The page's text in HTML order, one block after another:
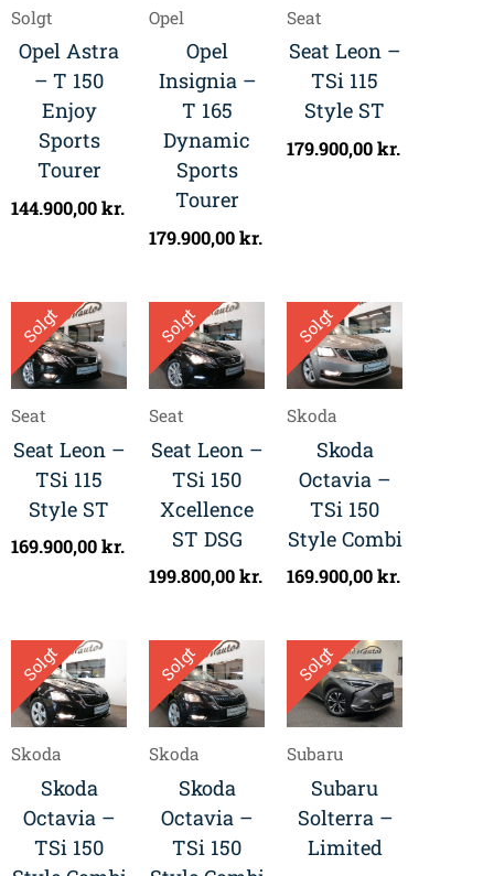
Solgt
Opel Astra
– T 150
Enjoy
Sports
Tourer
144.900,00kr.
Opel
Opel
Insignia –
T 165
Dynamic
Sports
Tourer
179.900,00kr.
Seat
Seat Leon –
TSi 115
Style ST
179.900,00kr.
Solgt
Seat
Seat Leon –
TSi 115
Style ST
169.900,00kr.
Solgt
Seat
Seat Leon –
TSi 150
Xcellence
ST DSG
199.800,00kr.
Solgt
Skoda
Skoda
Octavia –
TSi 150
Style Combi
169.900,00kr.
Solgt
Skoda
Skoda
Octavia –
TSi 150
Solgt
Skoda
Skoda
Octavia –
TSi 150
Solgt
Subaru
Subaru
Solterra –
Limited